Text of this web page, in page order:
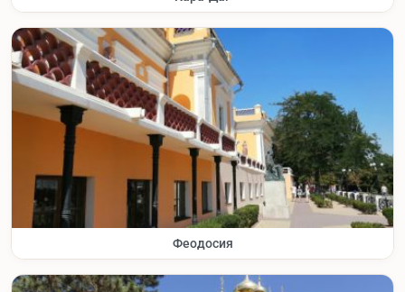
Феодосия